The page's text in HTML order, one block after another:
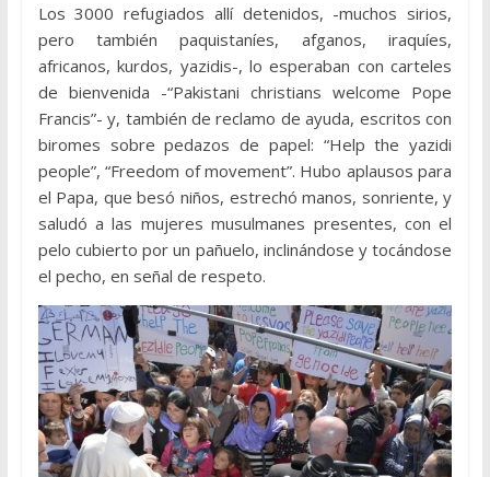
Los 3000 refugiados allí detenidos, -muchos sirios,
pero también paquistaníes, afganos, iraquíes,
africanos, kurdos, yazidis-, lo esperaban con carteles
de bienvenida -“Pakistani christians welcome Pope
Francis”- y, también de reclamo de ayuda, escritos con
biromes sobre pedazos de papel: “Help the yazidi
people”, “Freedom of movement”. Hubo aplausos para
el Papa, que besó niños, estrechó manos, sonriente, y
saludó a las mujeres musulmanes presentes, con el
pelo cubierto por un pañuelo, inclinándose y tocándose
el pecho, en señal de respeto.